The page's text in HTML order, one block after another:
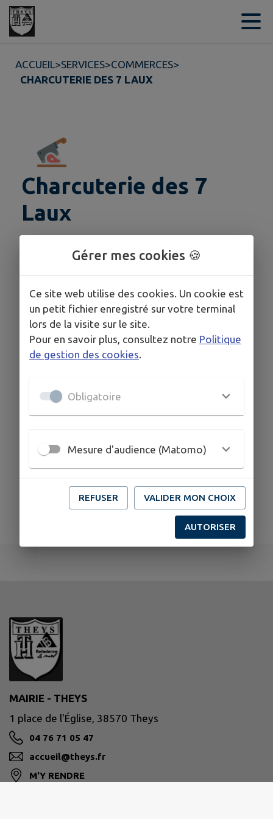
Contenu
ACCUEIL>SERVICES>COMMERCES>
CHARCUTERIE DES 7 LAUX
Charcuterie des 7
Laux
Du mardi au Samedi de 8h à 12h et de 15h à 18h30
Dimanche et Lundi Fermé
COORDONNÉES
le Clos des Gentons
MAIRIE - THEYS
1 place de l'Église, 38570 Theys
04 76 71 05 47
accueil@theys.fr
M'Y RENDRE
Gérer mes cookies 🍪
Ce site web utilise des cookies. Un cookie est
un petit fichier enregistré sur votre terminal
lors de la visite sur le site.
Pour en savoir plus, consultez notre Politique
de gestion des cookies.
Obligatoire
Mesure d'audience (Matomo)
REFUSER VALIDER MON CHOIX
AUTORISER